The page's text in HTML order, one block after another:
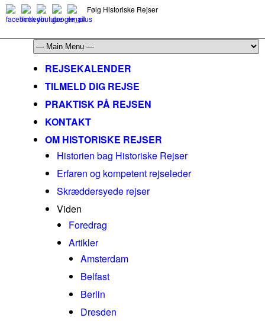
Følg Historiske Rejser
REJSEKALENDER
TILMELD DIG REJSE
PRAKTISK PÅ REJSEN
KONTAKT
OM HISTORISKE REJSER
Historien bag Historiske Rejser
Erfaren og kompetent rejseleder
Skræddersyede rejser
Viden
Foredrag
Artikler
Amsterdam
Belfast
Berlin
Dresden